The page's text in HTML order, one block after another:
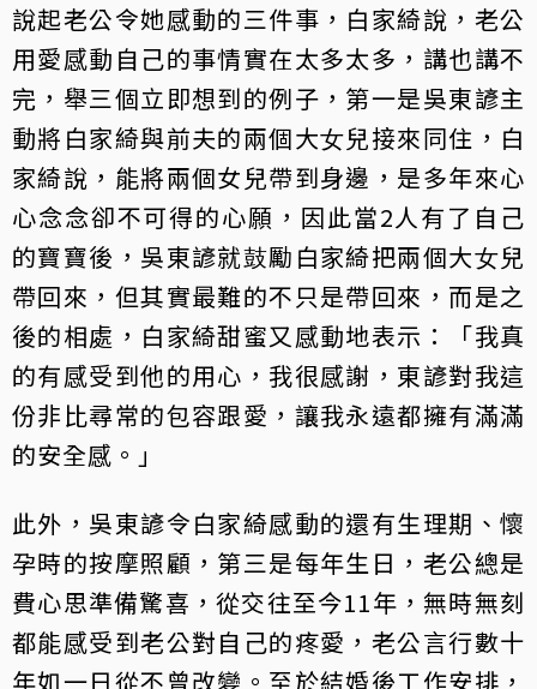
說起老公令她感動的三件事，白家綺說，老公
用愛感動自己的事情實在太多太多，講也講不
完，舉三個立即想到的例子，第一是吳東諺主
動將白家綺與前夫的兩個⼤⼥兒接來同住，白
家綺說，能將兩個女兒帶到身邊，是多年來心
心念念卻不可得的心願，因此當2人有了自己
的寶寶後，吳東諺就⿎勵白家綺把兩個⼤⼥兒
帶回來，但其實最難的不只是帶回來，而是之
後的相處，白家綺甜蜜又感動地表示：「我真
的有感受到他的⽤⼼，我很感謝，東諺對我這
份非比尋常的包容跟愛，讓我永遠都擁有滿滿
的安全感。」
此外，吳東諺令白家綺感動的還有生理期、懷
孕時的按摩照顧，第三是每年生日，老公總是
費心思準備驚喜，從交往至今11年，無時無刻
都能感受到老公對自己的疼愛，老公言行數十
年如一日從不曾改變。至於結婚後工作安排，